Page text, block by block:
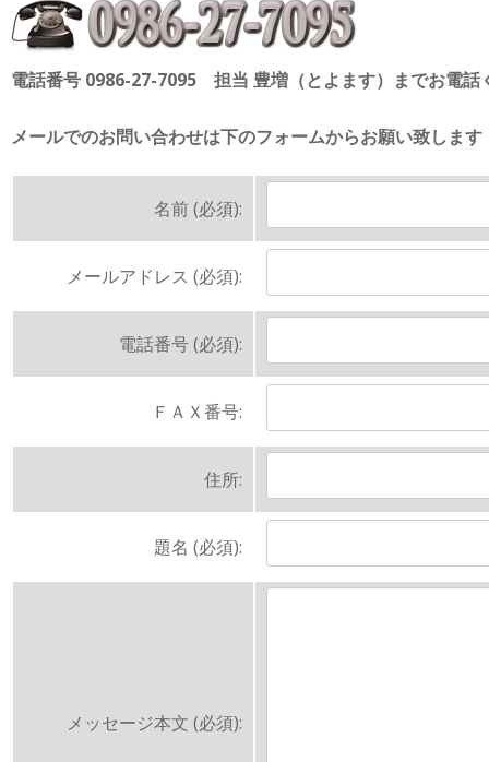
電話番号 0986-27-7095 担当 豊増（とよます）までお電話
メールでのお問い合わせは下のフォームからお願い致します
名前 (必須):
メールアドレス (必須):
電話番号 (必須):
ＦＡＸ番号:
住所:
題名 (必須):
メッセージ本文 (必須):